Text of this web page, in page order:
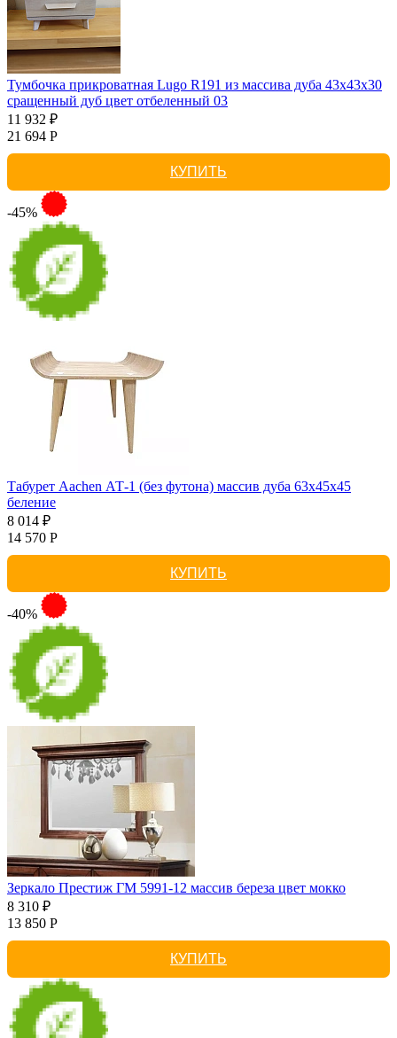
Тумбочка прикроватная Lugo R191 из массива дуба 43х43х30
сращенный дуб цвет отбеленный 03
11 932 ₽
21 694 Р
КУПИТЬ
-45%
Табурет Aachen АТ-1 (без футона) массив дуба 63х45х45
беление
8 014 ₽
14 570 Р
КУПИТЬ
-40%
Зеркало Престиж ГМ 5991-12 массив береза цвет мокко
8 310 ₽
13 850 Р
КУПИТЬ